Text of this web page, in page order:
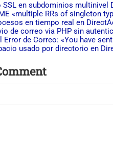
SSL en subdominios multinivel
«multiple RRs of singleton
en tiempo real en
de correo via PHP sin
Error de Correo: «You have
usado por directorio en